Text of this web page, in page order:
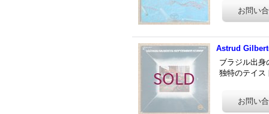
Astrud
ブラジル出身
独特のテイ